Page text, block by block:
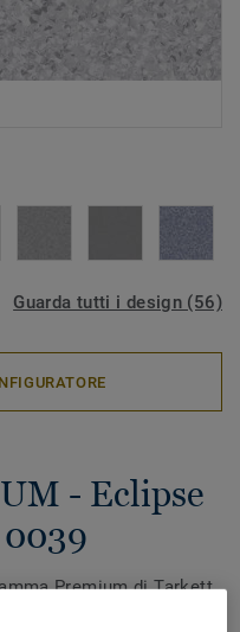
Guarda tutti i design (56)
- Eclipse
Premium di Tarkett,